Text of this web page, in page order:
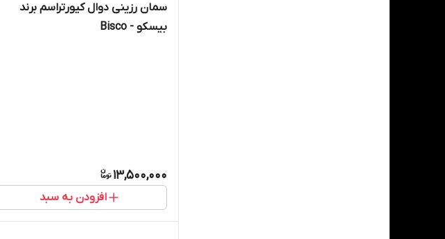
سمان رزینی دوال کیورتراسم برند
بیسکو - Bisco
13,500,000
افزودن به سبد